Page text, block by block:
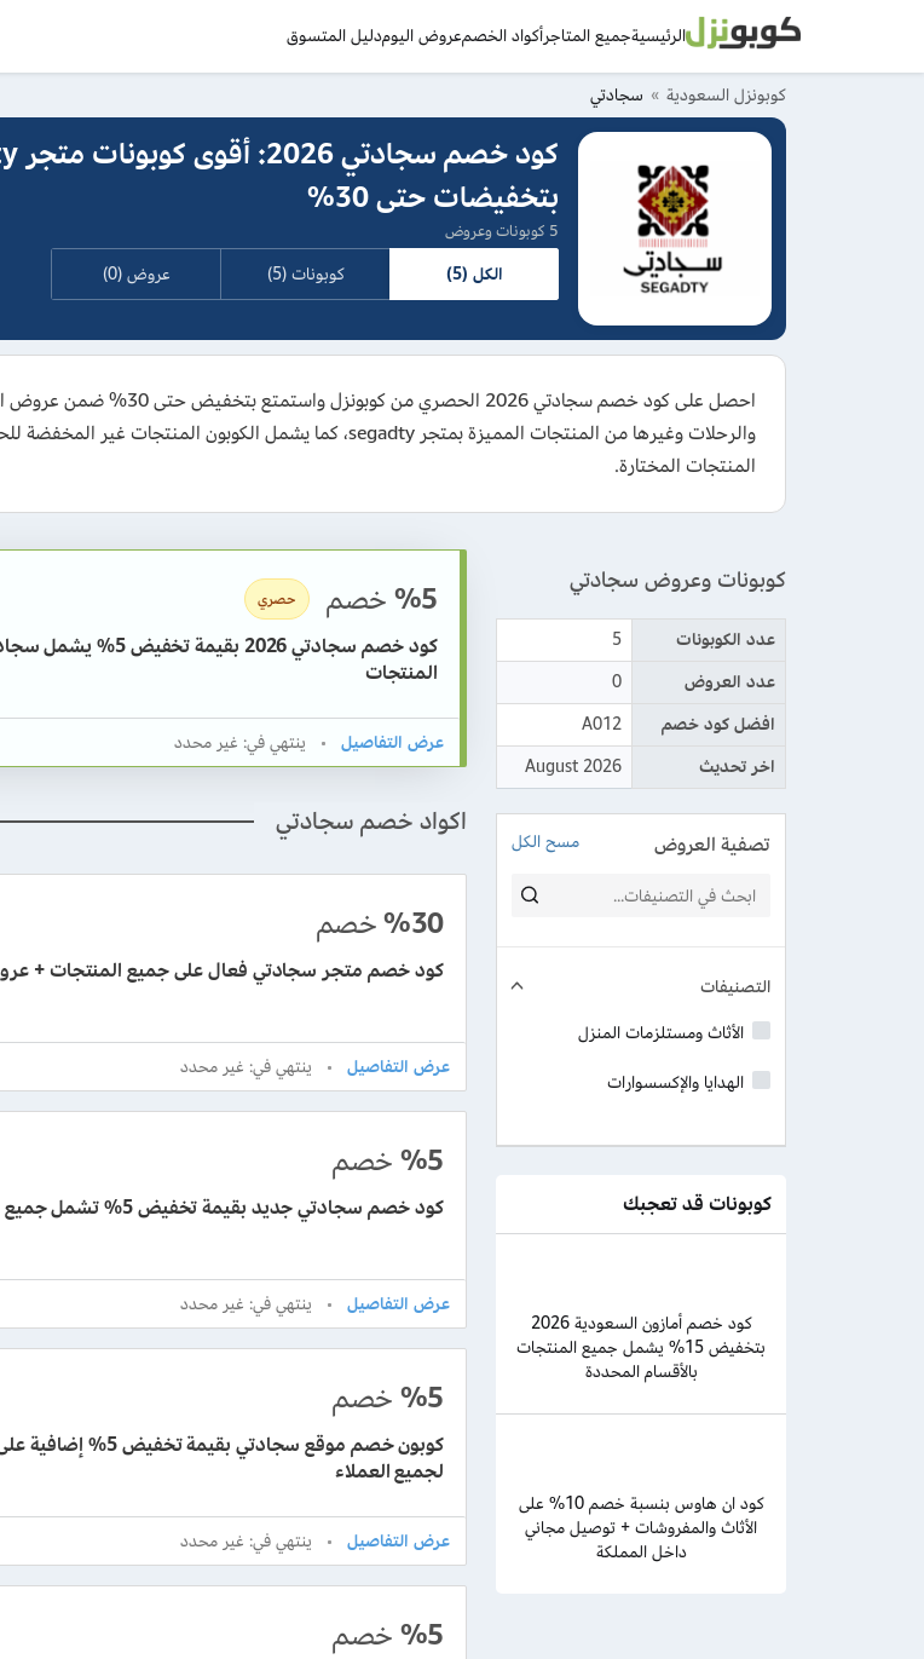
الرئيسيةجميع المتاجرأكواد الخصمعروض اليومدليل المتسوق
كوبونزل السعودية سجادتي
بتخفيضات حتى 30%
5 كوبونات وعروض
الكل (5) كوبونات (5) عروض (0)
احصل على كود خصم سجادتي
المنتجات المختارة.
%5خصم حصري
كود خصم سجادتي 2026
المنتجات
ينتهي في: غير محدد
اكواد خصم سجادتي
%30خصم
كود خصم متجر سجادتي فعال على جميع المنتجات + عروض
ينتهي في: غير محدد
%5خصم
كود خصم سجادتي جديد بقيمة تخفيض 5% تشمل جميع المنتجات بالمتجر
ينتهي في: غير محدد
%5خصم
كوبون خصم موقع سجادتي
لجميع العملاء
ينتهي في: غير محدد
%5خصم
كوبونات وعروض سجادتي
عدد الكوبونات
5
عدد العروض
0
افضل كود خصم
A012
اخر تحديث
August 2026
تصفية العروض مسح الكل
التصنيفات
الأثاث ومستلزمات المنزل
الهدايا والإكسسوارات
كوبونات قد تعجبك
كود خصم أمازون السعودية 2026
بتخفيض 15% يشمل جميع المنتجات
بالأقسام المحددة
كود ان هاوس بنسبة خصم 10% على
الأثاث والمفروشات + توصيل مجاني
داخل المملكة